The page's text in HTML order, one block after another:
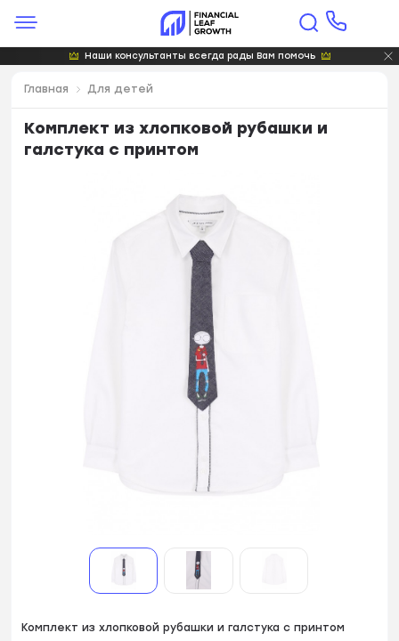
Наши консультанты всегда рады Вам помочь
Главная Для детей
Комплект из хлопковой рубашки и
галстука с принтом
Комплект из хлопковой рубашки и галстука с принтом